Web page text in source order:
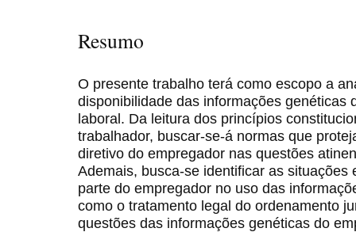
Resumo
O presente trabalho terá como escopo a
disponibilidade das informações genéticas
laboral. Da leitura dos princípios
trabalhador, buscar-se-á normas que
diretivo do empregador nas questões
Ademais, busca-se identificar as situações
parte do empregador no uso das
como o tratamento legal do ordenamento
questões das informações genéticas do